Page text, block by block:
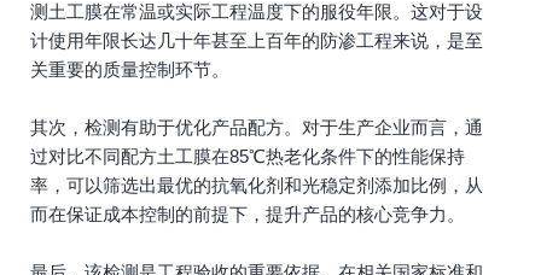
测土工膜在常温或实际工程温度下的服役年限。这对于设
计使用年限长达几十年甚至上百年的防渗工程来说，是至
关重要的质量控制环节。
其次，检测有助于优化产品配方。对于生产企业而言，通
过对比不同配方土工膜在85℃热老化条件下的性能保持
率，可以筛选出最优的抗氧化剂和光稳定剂添加比例，从
而在保证成本控制的前提下，提升产品的核心竞争力。